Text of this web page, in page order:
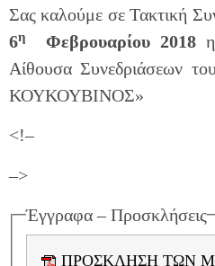
Σας καλούμε σε Τακτική
6η Φεβρουαρίου 2018
Αίθουσα Συνεδριάσεων
ΚΟΥΚΟΥΒΙΝΟΣ»
<!–
–>
Έγγραφα – Προσκλήσεις